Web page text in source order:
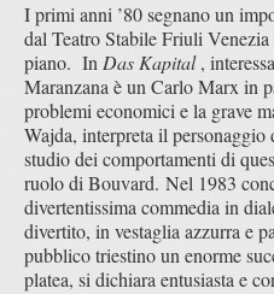
I primi anni ’80 segnano un
dal Teatro Stabile Friuli
piano. In Das Kapital,
Maranzana è un Carlo Marx in
problemi economici e la grave
Wajda, interpreta il
studio dei comportamenti di
ruolo di Bouvard. Nel 1983
divertentissima commedia in
divertito, in vestaglia azzurra e
pubblico triestino un enorme
platea, si dichiara entusiasta e